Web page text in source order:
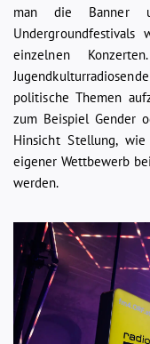
man die Banner
einzelnen
politische Themen
zum Beispiel Gender
Hinsicht Stellung,
eigener Wettbewerb
werden.